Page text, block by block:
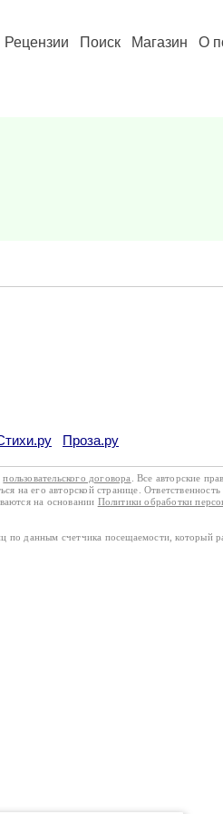
Рецензии Поиск Магазин О
Проза.ру
пользовательского договора
. Все авторские
на его авторской странице. Ответственность
на основании Политики обработки
по данным счетчика посещаемости, который